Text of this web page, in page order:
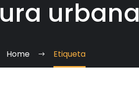
urbana
Home Etiqueta